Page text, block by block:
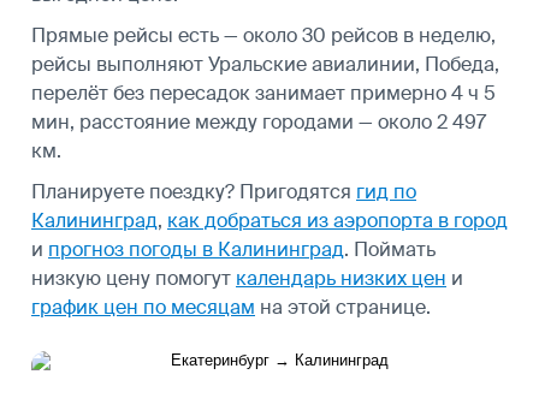
Прямые рейсы есть — около 30 рейсов в неделю,
рейсы выполняют Уральские авиалинии, Победа,
перелёт без пересадок занимает примерно 4 ч 5
мин, расстояние между городами — около 2 497
км.
Планируете поездку? Пригодятся гид по
Калининград, как добраться из аэропорта в город
и прогноз погоды в Калининград. Поймать
низкую цену помогут календарь низких цен и
график цен по месяцам на этой странице.